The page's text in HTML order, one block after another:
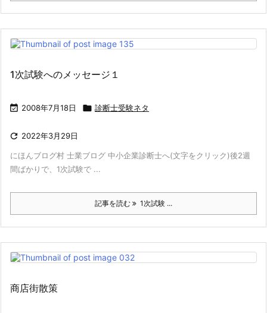
1次試験へのメッセージ１
 2008年7月18日  診断士受験ネタ
 2022年3月29日
にほんブログ村 士業ブログ 中小企業診断士へ(文字をクリック)後2週
間ばかりで、1次試験で ...
記事を読む 1次試験 ...
商店街散策